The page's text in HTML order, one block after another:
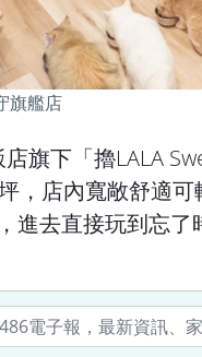
旗艦店
旗下「擼LALA
，店內寬敞舒適可
進去直接玩到忘了